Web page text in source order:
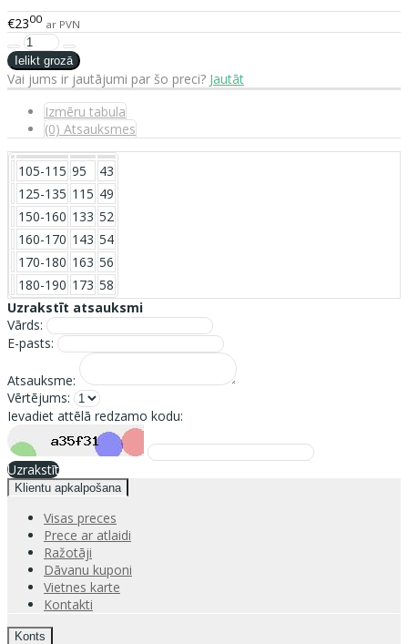
€2300 ar PVN
Vai jums ir jautājumi par šo preci? Jautāt
Izmēru tabula
(0) Atsauksmes
105-115 95
43
125-135 115 49
150-160 133 52
160-170 143 54
170-180 163 56
180-190 173 58
Uzrakstīt atsauksmi
Vārds:
E-pasts:
Atsauksme:
Vērtējums:
Ievadiet attēlā redzamo kodu:
Uzrakstīt
Klientu apkalpošana
Visas preces
Prece ar atlaidi
Ražotāji
Dāvanu kuponi
Vietnes karte
Kontakti
Konts